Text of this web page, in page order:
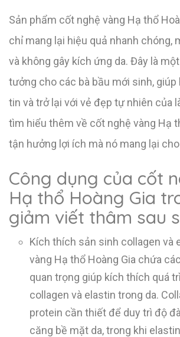
Sản phẩm cốt nghệ vàng Hạ thổ
chỉ mang lại hiệu quả nhanh chóng,
và không gây kích ứng da. Đây là
tưởng cho các bà bầu mới sinh,
tin và trở lại với vẻ đẹp tự nhiên của
tìm hiểu thêm về cốt nghệ vàng Hạ
tận hưởng lợi ích mà nó mang lại
Công dụng của cốt
Hạ thổ Hoàng Gia
giảm viết thâm sau
Kích thích sản sinh collagen và
vàng Hạ thổ Hoàng Gia chứa
quan trọng giúp kích thích quá
collagen và elastin trong da.
protein cần thiết để duy trì độ
căng bề mặt da, trong khi